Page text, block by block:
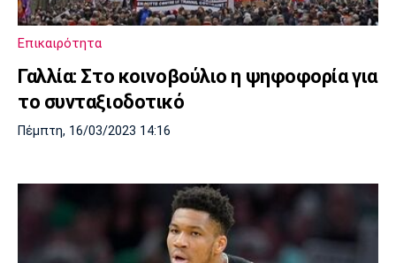
Επικαιρότητα
Γαλλία: Στο κοινοβούλιο η ψηφοφορία για
το συνταξιοδοτικό
Πέμπτη, 16/03/2023 14:16